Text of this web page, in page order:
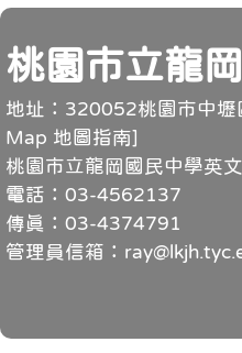
頁尾
桃園市立龍
地址：320052桃園市中
Map 地圖指南]
桃園市立龍岡國民中學英
電話：03-4562137
傳真：03-4374791
管理員信箱：